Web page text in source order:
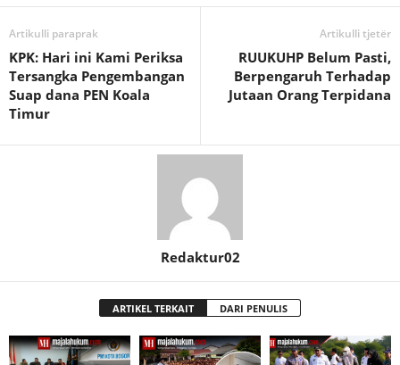
Artikulli paraprak
KPK: Hari ini Kami Periksa
Tersangka Pengembangan
Suap dana PEN Koala
Timur
Artikulli tjetër
RUUKUHP Belum Pasti,
Berpengaruh Terhadap
Jutaan Orang Terpidana
Redaktur02
ARTIKEL TERKAIT DARI PENULIS